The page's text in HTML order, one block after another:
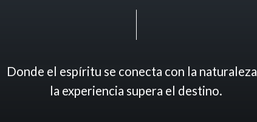
Donde el espíritu se conecta con la naturaleza
la experiencia supera el destino.